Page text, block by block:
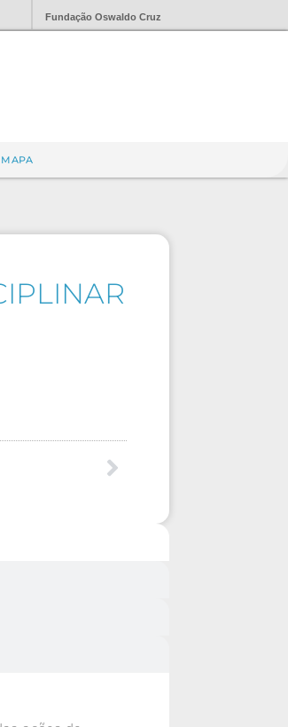
Fundação Oswaldo Cruz
MAPA